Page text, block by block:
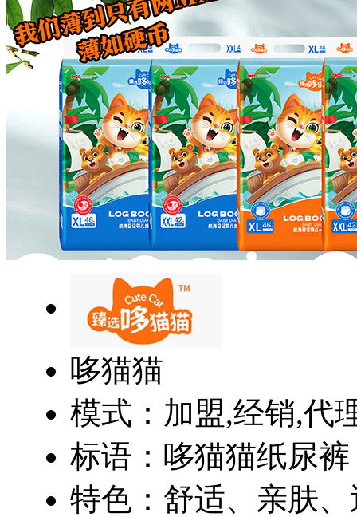
哆猫猫
模式：加盟,经销,代
标语：哆猫猫纸尿
特色：舒适、亲肤、